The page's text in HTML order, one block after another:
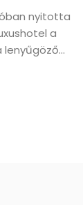
nyitotta
a